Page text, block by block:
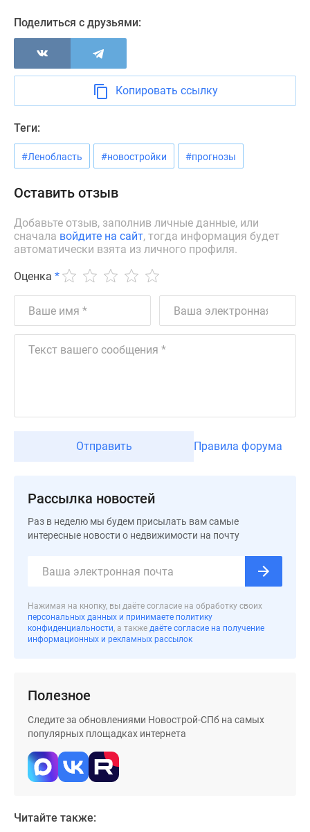
Мнение
эксперта
Ипотечный
Новости
недвижимости
Ленинградской
области
ИТ-
Квартиры
скидками
Новостройки
класса
Новостройки
Санкт-
Петербурге
Коттеджные
Готовые
коттеджные
поселки
Коттеджные
поселки
Коттеджные
Поделиться с друзьями:
Копировать ссылку
Теги:
#Ленобласть #новостройки #прогнозы
Оставить отзыв
Добавьте отзыв, заполнив личные данные, или
сначала войдите на сайт, тогда информация будет
автоматически взята из личного профиля.
Оценка *
Отправить Правила форума
Рассылка новостей
Раз в неделю мы будем присылать вам самые
интересные новости о недвижимости на почту
Нажимая на кнопку, вы даёте согласие на обработку своих
персональных данных и принимаете политику
конфиденциальности, а также даёте согласие на получение
информационных и рекламных рассылок
Полезное
Следите за обновлениями Новострой-СПб на самых
популярных площадках интернета
Читайте также: